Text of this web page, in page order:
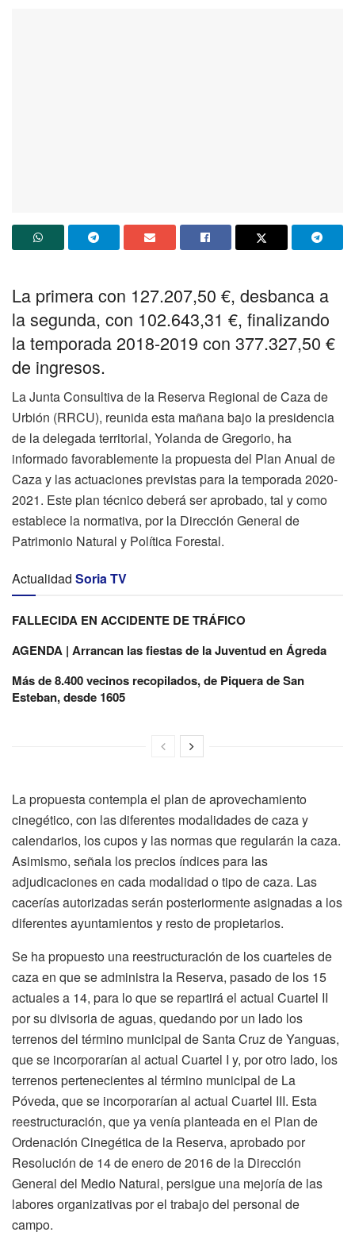
La primera con 127.207,50 €, desbanca a
la segunda, con 102.643,31 €, finalizando
la temporada 2018-2019 con 377.327,50 €
de ingresos.
La Junta Consultiva de la Reserva Regional de Caza de
Urbión (RRCU), reunida esta mañana bajo la presidencia
de la delegada territorial, Yolanda de Gregorio, ha
informado favorablemente la propuesta del Plan Anual de
Caza y las actuaciones previstas para la temporada 2020-
2021. Este plan técnico deberá ser aprobado, tal y como
establece la normativa, por la Dirección General de
Patrimonio Natural y Política Forestal.
Actualidad Soria TV
FALLECIDA EN ACCIDENTE DE TRÁFICO
AGENDA | Arrancan las fiestas de la Juventud en Ágreda
Más de 8.400 vecinos recopilados, de Piquera de San
Esteban, desde 1605
La propuesta contempla el plan de aprovechamiento
cinegético, con las diferentes modalidades de caza y
calendarios, los cupos y las normas que regularán la caza.
Asimismo, señala los precios índices para las
adjudicaciones en cada modalidad o tipo de caza. Las
cacerías autorizadas serán posteriormente asignadas a los
diferentes ayuntamientos y resto de propietarios.
Se ha propuesto una reestructuración de los cuarteles de
caza en que se administra la Reserva, pasado de los 15
actuales a 14, para lo que se repartirá el actual Cuartel II
por su divisoria de aguas, quedando por un lado los
terrenos del término municipal de Santa Cruz de Yanguas,
que se incorporarían al actual Cuartel I y, por otro lado, los
terrenos pertenecientes al término municipal de La
Póveda, que se incorporarían al actual Cuartel III. Esta
reestructuración, que ya venía planteada en el Plan de
Ordenación Cinegética de la Reserva, aprobado por
Resolución de 14 de enero de 2016 de la Dirección
General del Medio Natural, persigue una mejoría de las
labores organizativas por el trabajo del personal de
campo.